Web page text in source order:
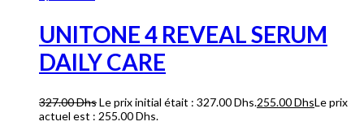
UNITONE 4 REVEAL SERUM
DAILY CARE
327.00DhsLe prix initial était : 327.00 Dhs.255.00DhsLe prix
actuel est : 255.00 Dhs.